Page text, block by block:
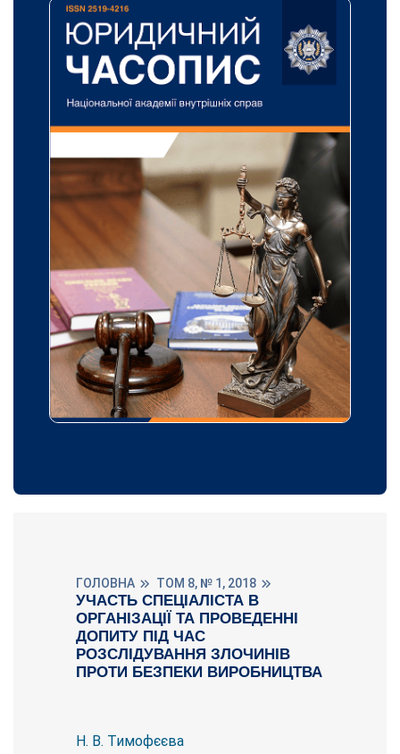
ГОЛОВНА ТОМ 8, № 1, 2018
УЧАСТЬ СПЕЦІАЛІСТА В
ОРГАНІЗАЦІЇ ТА ПРОВЕДЕННІ
ДОПИТУ ПІД ЧАС
РОЗСЛІДУВАННЯ ЗЛОЧИНІВ
ПРОТИ БЕЗПЕКИ ВИРОБНИЦТВА
Н. В. Тимофєєва